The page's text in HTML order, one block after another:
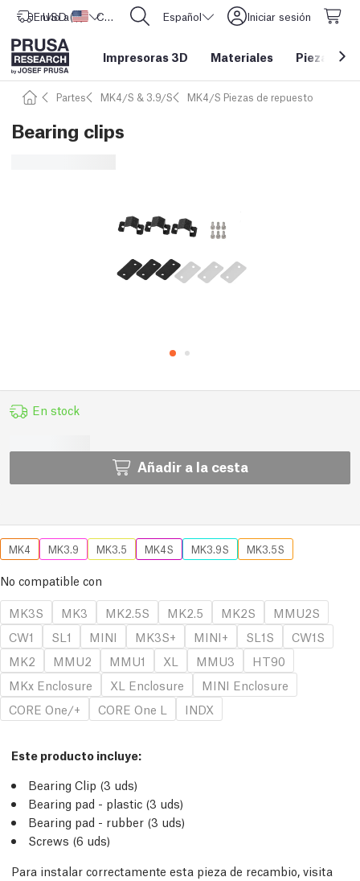
Envío a Estados Unidos
USD ($) CORE One L: ¡Ya disponible! Español Iniciar sesión
Impresoras 3D Materiales Piezas y
Partes MK4/S & 3.9/S MK4/S Piezas de repuesto
Bearing clips
En stock
Añadir a la cesta
MK4 MK3.9 MK3.5 MK4S MK3.9S MK3.5S
No compatible con
MK3S
MK3 MK2.5S MK2.5 MK2S
MMU2S
CW1
SL1 MINI MK3S+ MINI+ SL1S
CW1S
MK2
MMU2 MMU1 XL MMU3
HT90
MKx Enclosure
XL Enclosure
MINI Enclosure
CORE One/+
CORE One L INDX
Este producto incluye:
Bearing Clip (3 uds)
Bearing pad - plastic (3 uds)
Bearing pad - rubber (3 uds)
Screws (6 uds)
Para instalar correctamente esta pieza de recambio, visita